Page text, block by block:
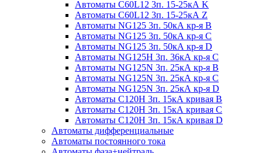
Автоматы C60L12 3п. 15-25кА K
Автоматы C60L12 3п. 15-25кА Z
Автоматы NG125 3п. 50кА кр-я B
Автоматы NG125 3п. 50кА кр-я C
Автоматы NG125 3п. 50кА кр-я D
Автоматы NG125H 3п. 36кА кр-я C
Автоматы NG125N 3п. 25кА кр-я B
Автоматы NG125N 3п. 25кА кр-я C
Автоматы NG125N 3п. 25кА кр-я D
Автоматы С120Н 3п. 15кА кривая B
Автоматы С120Н 3п. 15кА кривая C
Автоматы С120Н 3п. 15кА кривая D
Автоматы дифференциальные
Автоматы постоянного тока